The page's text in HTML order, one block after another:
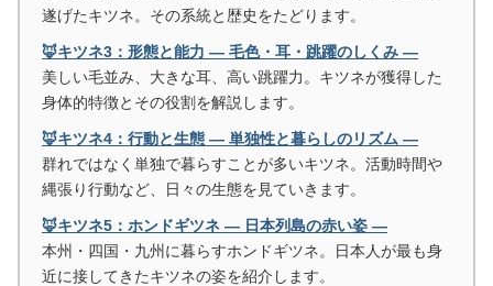
遂げたキツネ。その系統と歴史をたどります。
🦊キツネ3：形態と能力 ― 毛色・耳・跳躍のしくみ ―
美しい毛並み、大きな耳、高い跳躍力。キツネが獲得した
身体的特徴とその役割を解説します。
🦊キツネ4：行動と生態 ― 単独性と暮らしのリズム ―
群れではなく単独で暮らすことが多いキツネ。活動時間や
縄張り行動など、日々の生態を見ていきます。
🦊キツネ5：ホンドギツネ ― 日本列島の赤い姿 ―
本州・四国・九州に暮らすホンドギツネ。日本人が最も身
近に接してきたキツネの姿を紹介します。